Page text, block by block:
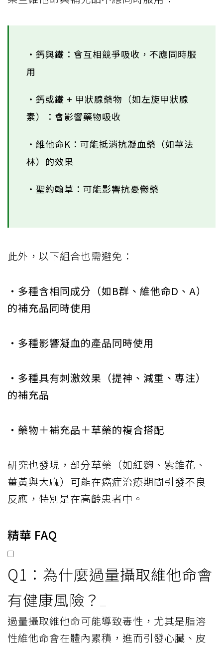
‧鈣與鐵：會互相競爭吸收，不應同時服
用
‧鈣或鐵 + 甲狀腺藥物（如左旋甲狀腺
素）：會影響藥物吸收
‧維他命K：可能抵消抗凝血藥（如華法
林）的效果
‧聖約翰草：可能影響抗憂鬱藥
此外，以下組合也需避免：
‧多種含相同成分（如B群、維他命D、A）
的補充品同時使用
‧多種影響凝血的產品同時使用
‧多種具有刺激效果（提神、減重、專注）
的補充品
‧藥物＋補充品＋草藥的複合搭配
研究也發現，部分草藥（如紅麴、紫錐花、
薑黃與大麻）可能在癌症治療期間引發不良
反應，特別是在高齡患者中。
精華 FAQ
Q1：為什麼過量攝取維他命會
有健康風險？
過量攝取維他命可能導致毒性，尤其是脂溶
性維他命會在體內累積，進而引發心臟、皮